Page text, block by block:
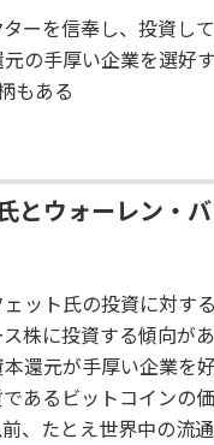
ーを信奉し、投資し
の手厚い企業を選好
もある
とウォーレン・
ット氏の投資に対す
株に投資する傾向が
還元が手厚い企業を
あるビットコインの
、たとえ世界中の流